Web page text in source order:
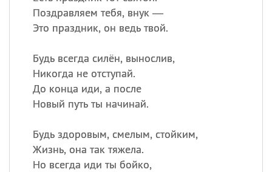
Поздравляем тебя, внук —
Это праздник, он ведь твой.
Будь всегда силён, вынослив,
Никогда не отступай.
До конца иди, а после
Новый путь ты начинай.
Будь здоровым, смелым, стойким,
Жизнь, она так тяжела.
Но всегда иди ты бойко,